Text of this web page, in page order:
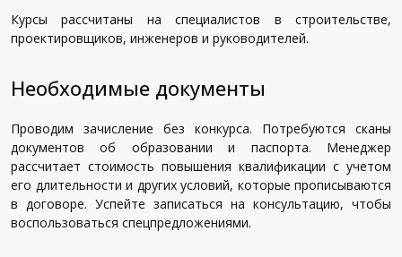
Курсы рассчитаны на специалистов в строительстве,
проектировщиков, инженеров и руководителей.
Необходимые документы
Проводим зачисление без конкурса. Потребуются сканы
документов об образовании и паспорта. Менеджер
рассчитает стоимость повышения квалификации с учетом
его длительности и других условий, которые прописываются
в договоре. Успейте записаться на консультацию, чтобы
воспользоваться спецпредложениями.